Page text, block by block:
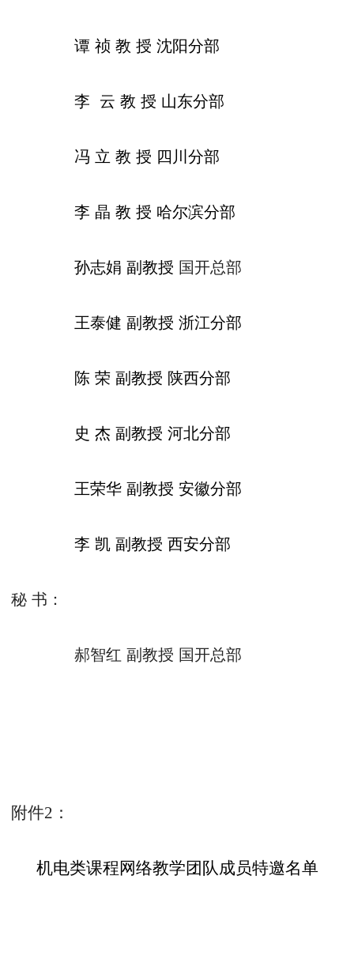
谭 祯 教 授 沈阳分部
李 云 教 授 山东分部
冯 立 教 授 四川分部
李 晶 教 授 哈尔滨分部
孙志娟 副教授 国开总部
王泰健 副教授 浙江分部
陈 荣 副教授 陕西分部
史 杰 副教授 河北分部
王荣华 副教授 安徽分部
李 凯 副教授 西安分部
秘 书：
郝智红 副教授 国开总部
附件2 ：
机电类课程网络教学团队成员特邀名单